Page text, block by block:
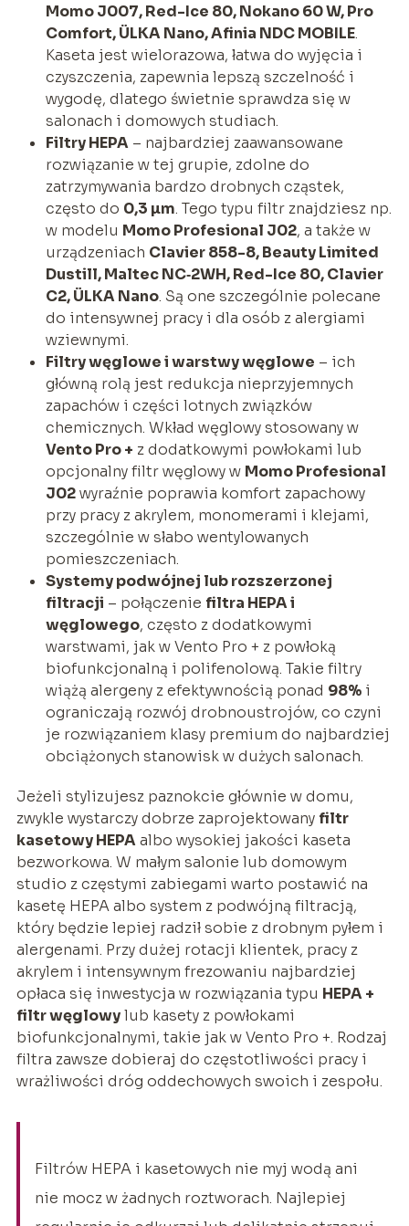
Momo J007, Red-Ice 80, Nokano 60 W, Pro
Comfort, ÜLKA Nano, Afinia NDC MOBILE.
Kaseta jest wielorazowa, łatwa do wyjęcia i
czyszczenia, zapewnia lepszą szczelność i
wygodę, dlatego świetnie sprawdza się w
salonach i domowych studiach.
Filtry HEPA– najbardziej zaawansowane
rozwiązanie w tej grupie, zdolne do
zatrzymywania bardzo drobnych cząstek,
często do 0,3 µm. Tego typu filtr znajdziesz np.
w modelu Momo Profesional J02, a także w
urządzeniach Clavier 858-8, Beauty Limited
Dustill, Maltec NC‑2WH, Red-Ice 80, Clavier
C2, ÜLKA Nano. Są one szczególnie polecane
do intensywnej pracy i dla osób z alergiami
wziewnymi.
Filtry węglowe i warstwy węglowe – ich
główną rolą jest redukcja nieprzyjemnych
zapachów i części lotnych związków
chemicznych. Wkład węglowy stosowany w
Vento Pro + z dodatkowymi powłokami lub
opcjonalny filtr węglowy w Momo Profesional
J02wyraźnie poprawia komfort zapachowy
przy pracy z akrylem, monomerami i klejami,
szczególnie w słabo wentylowanych
pomieszczeniach.
Systemy podwójnej lub rozszerzonej
filtracji – połączenie filtra HEPA i
węglowego, często z dodatkowymi
warstwami, jak w Vento Pro + z powłoką
biofunkcjonalną i polifenolową. Takie filtry
wiążą alergeny z efektywnością ponad 98%i
ograniczają rozwój drobnoustrojów, co czyni
je rozwiązaniem klasy premium do najbardziej
obciążonych stanowisk w dużych salonach.
Jeżeli stylizujesz paznokcie głównie w domu,
zwykle wystarczy dobrze zaprojektowany filtr
kasetowy HEPAalbo wysokiej jakości kaseta
bezworkowa. W małym salonie lub domowym
studio z częstymi zabiegami warto postawić na
kasetę HEPA albo system z podwójną filtracją,
który będzie lepiej radził sobie z drobnym pyłem i
alergenami. Przy dużej rotacji klientek, pracy z
akrylem i intensywnym frezowaniu najbardziej
opłaca się inwestycja w rozwiązania typu HEPA +
filtr węglowylub kasety z powłokami
biofunkcjonalnymi, takie jak w Vento Pro +. Rodzaj
filtra zawsze dobieraj do częstotliwości pracy i
wrażliwości dróg oddechowych swoich i zespołu.
Filtrów HEPA i kasetowych nie myj wodą ani
nie mocz w żadnych roztworach. Najlepiej